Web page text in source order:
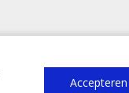
Accepteren